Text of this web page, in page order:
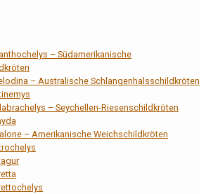
– Südamerikanische
– Australische Schlangenhalsschildkröten
– Seychellen-Riesenschildkröten
– Amerikanische Weichschildkröten